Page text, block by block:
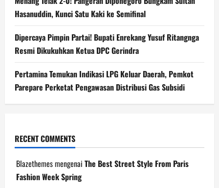
Hasanuddin, Kunci Satu Kaki ke Semifinal
Dipercaya Pimpin Partai! Bupati Enrekang Yusuf Ritangnga
Resmi Dikukuhkan Ketua DPC Gerindra
Pertamina Temukan Indikasi LPG Keluar Daerah, Pemkot
Parepare Perketat Pengawasan Distribusi Gas Subsidi
RECENT COMMENTS
Blazethemesmengenai The Best Street Style From Paris
Fashion Week Spring